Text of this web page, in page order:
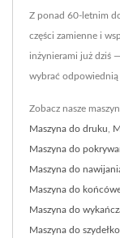
Z ponad 60-letnim
części zamienne i
inżynierami już dziś
wybrać odpowiednią
Zobacz nasze
Maszyna do druku
Maszyna do
Maszyna do
Maszyna do
Maszyna do
Maszyna do